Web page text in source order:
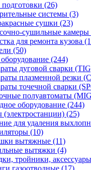
(26)
системы (3)
сушки (23)
сушильные камеры
для ремонта кузова
(50)
(244)
дуговой сварки
плазменной резки
точечной сварки
полуавтоматы
оборудование (244)
(электростанции) (25)
для удаления
(10)
вытяжные (11)
вытяжки (4)
тройники, аксессуары
газоотводные (17)